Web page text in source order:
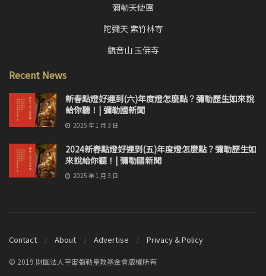
彌勒天使團
陀彌天 紫竹林寺
觀音山 玉佛寺
Recent News
新春點燈好運到(六)年度燈怎麼點？彌勒歷生如來說
給你聽！| 彌勒國新聞
2025 年 1 月 3 日
2024新春點燈好運到(五)年度燈怎麼點？彌勒歷生如
來說給你聽！| 彌勒國新聞
2025 年 1 月 3 日
Contact About Advertise Privacy & Policy
© 2019 財團法人宇宙彌勒皇教基金會版權所有